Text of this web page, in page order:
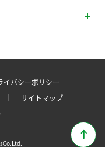
イバシーポリシー
｜
サイトマップ